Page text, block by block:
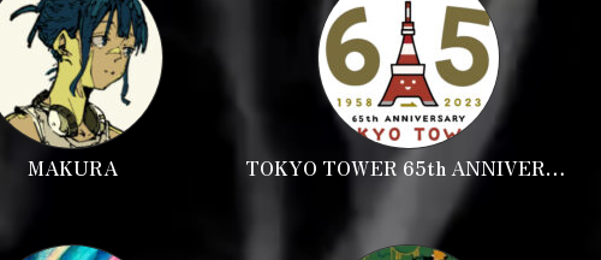
MAKURA
TOKYO TOWER 65th ANNIVERSA